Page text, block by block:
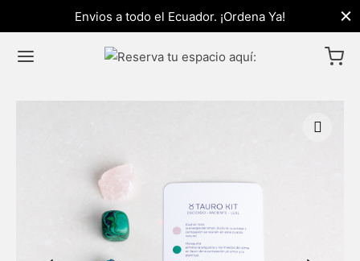
Envios a todo el Ecuador. ¡Ordena Ya!